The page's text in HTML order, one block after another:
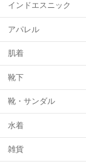
インドエスニック
アパレル
肌着
靴下
靴・サンダル
水着
雑貨